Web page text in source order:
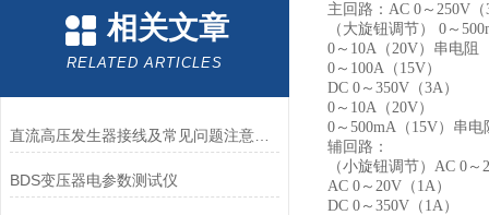
相关文章
RELATED ARTICLES
直流高压发生器接线及常见问题注意事项
BDS变压器电参数测试仪
主回路：AC 0～250V
（大旋钮调节） 0～
0～10A（20V）串电阻
0～100A（15V）
DC 0～350V（3A）
0～10A（20V）
0～500mA（15V）串电
辅回路：
（小旋钮调节）AC 0～
AC 0～20V（1A）
DC 0～350V（1A）